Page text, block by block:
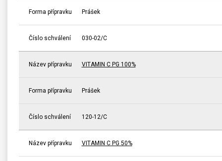
Forma přípravku Prášek
Číslo schválení 030-02/C
Název přípravku VITAMIN C PG 100%
Forma přípravku Prášek
Číslo schválení 120-12/C
Název přípravku VITAMIN C PG 50%